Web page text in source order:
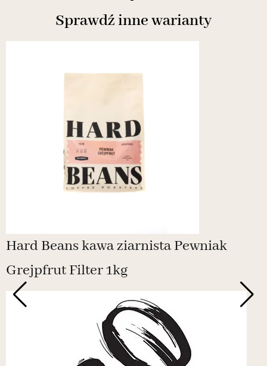
Sprawdź inne warianty
Hard Beans kawa ziarnista Pewniak
Grejpfrut Filter 1kg